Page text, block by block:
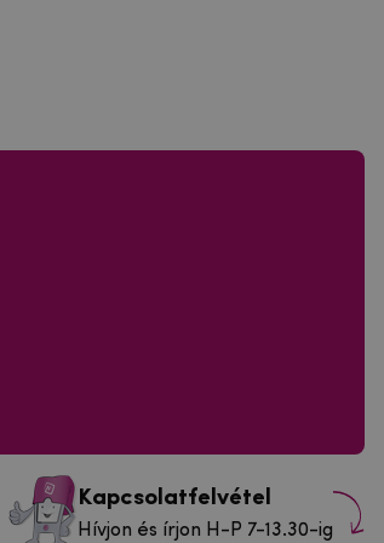
Kapcsolatfelvétel
Hívjon és írjon H-P 7-13.30-ig